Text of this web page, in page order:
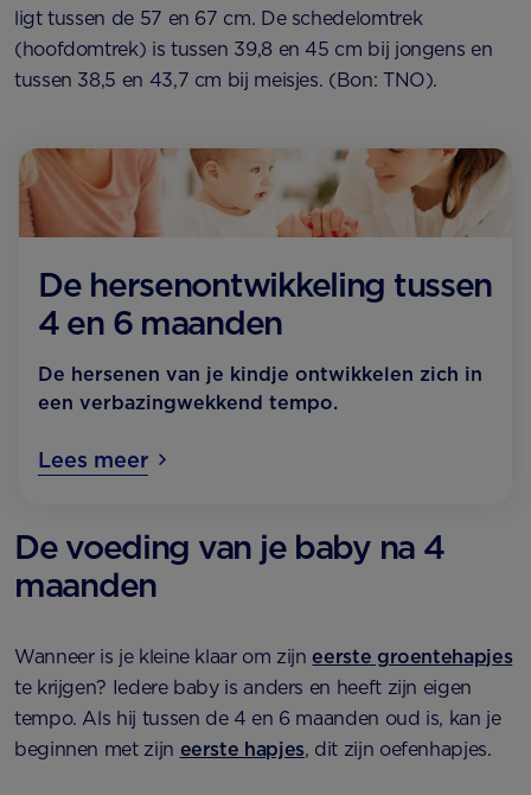
ligt tussen de 57 en 67 cm. De schedelomtrek
(hoofdomtrek) is tussen 39,8 en 45 cm bij jongens en
tussen 38,5 en 43,7 cm bij meisjes. (Bon: TNO).
De hersenontwikkeling tussen
4 en 6 maanden
De hersenen van je kindje ontwikkelen zich in
een verbazingwekkend tempo.
Lees meer
De voeding van je baby na 4
maanden
Wanneer is je kleine klaar om zijneerste groentehapjes
te krijgen? Iedere baby is anders en heeft zijn eigen
tempo. Als hij tussen de 4 en 6 maanden oud is, kan je
beginnen met zijn eerste hapjes, dit zijn oefenhapjes.